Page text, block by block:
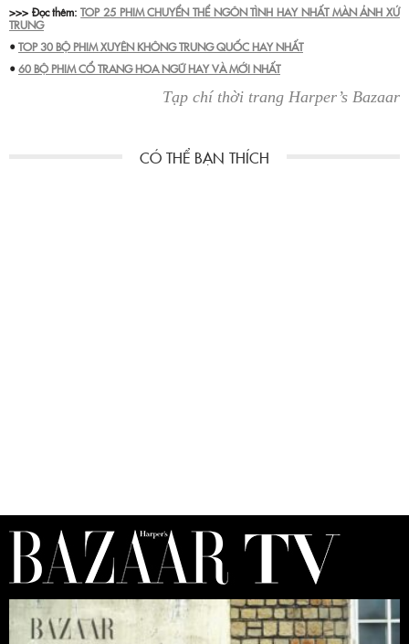
>>> Đọc thêm:TOP 25 PHIM CHUYỂN THỂ NGÔN TÌNH HAY NHẤT MÀN ẢNH XỨ
TRUNG
•TOP 30 BỘ PHIM XUYÊN KHÔNG TRUNG QUỐC HAY NHẤT
•60 BỘ PHIM CỔ TRANG HOA NGỮ HAY VÀ MỚI NHẤT
Tạp chí thời trang Harper’s Bazaar